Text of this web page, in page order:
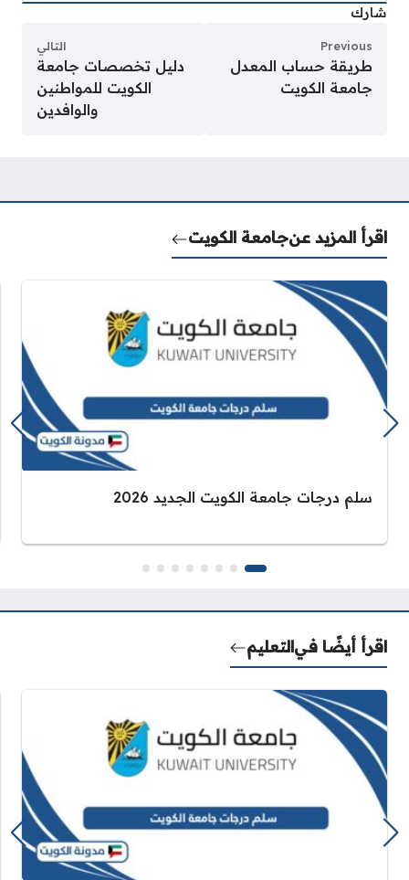
شارك
Previous
طريقة حساب المعدل
جامعة الكويت
التالي
دليل تخصصات جامعة
الكويت للمواطنين
والوافدين
اقرأ المزيد عنجامعة الكويت
سلم درجات جامعة الكويت الجديد 2026
اقرأ أيضًا فيالتعليم